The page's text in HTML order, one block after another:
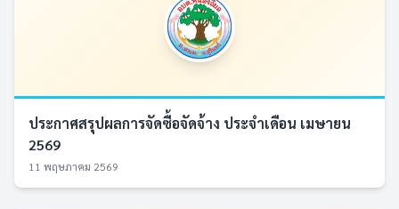
ประกาศสรุปผลการจัดซื้อจัดจ้าง ประจำเดือน เมษายน
2569
11 พฤษภาคม 2569